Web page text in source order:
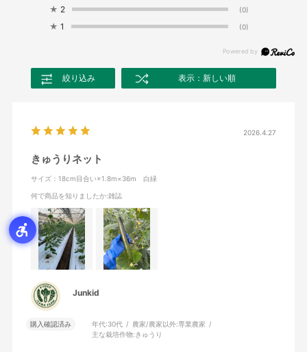
★ 2 (0)
★ 1 (0)
絞り込み 表示：新しい順
2026.4.27
きゅうりネット
サイズ：18cm目合い×1.8m×36m 白緑
何で商品を知りましたか:雑誌
Junkid
購入確認済み 年代:30代 農家/農家以外:専業農家
主な栽培作物: きゅうり